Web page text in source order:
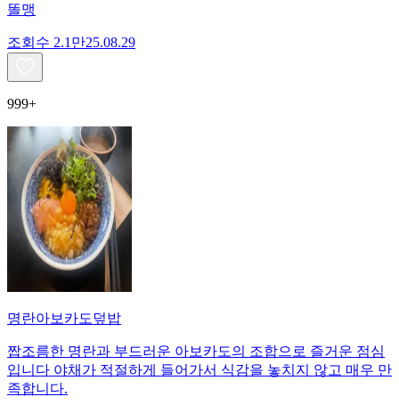
똘맹
조회수 2.1만25.08.29
999+
명란아보카도덮밥
짭조름한 명란과 부드러운 아보카도의 조합으로 즐거운 점심
입니다 야채가 적절하게 들어가서 식감을 놓치지 않고 매우 만
족합니다.